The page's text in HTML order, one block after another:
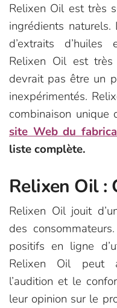
Relixen Oil est très
ingrédients naturels.
d’extraits
Relixen Oil est
devrait pas être un
inexpérimentés.
combinaison unique
site Web du
liste complète.
Relixen Oil :
Relixen Oil jouit
des
positifs en ligne
Relixen Oil peut
l’audition et le
leur opinion sur le